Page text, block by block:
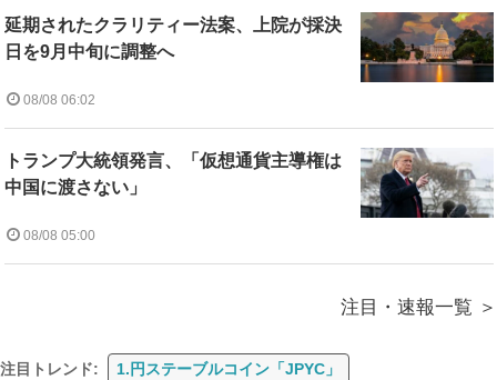
延期されたクラリティー法案、上院が採決
日を9月中旬に調整へ
08/08 06:02
トランプ大統領発言、「仮想通貨主導権は
中国に渡さない」
08/08 05:00
注目・速報一覧
注目トレンド: 1.円ステーブルコイン「JPYC」